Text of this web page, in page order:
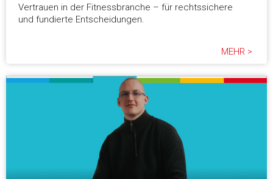
Vertrauen in der Fitnessbranche – für rechtssichere
und fundierte Entscheidungen.
MEHR >